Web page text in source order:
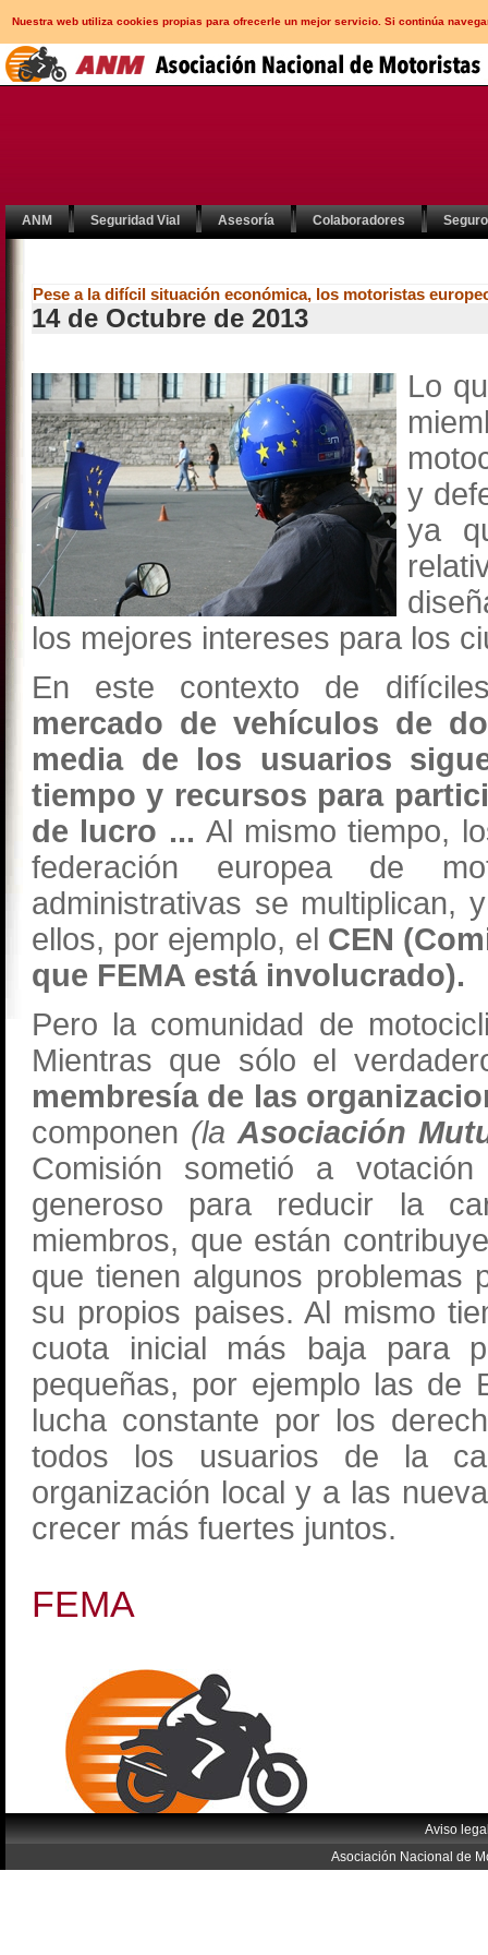
Nuestra web utiliza cookies propias para ofrecerle un mejor servicio. Si continúa
ANM Seguridad Vial Asesoría Colaboradores
Pese a la difícil situación económica, los motoristas
14 de Octubre de 2013
Lo
y
ya
los mejores intereses para los
En este contexto de
mercado de vehículos de
media de los usuarios
tiempo y recursos para
de lucro ... Al mismo tiempo,
federación europea de
administrativas se multiplican,
ellos, por ejemplo, el CEN
que FEMA está involucrado).
Pero la comunidad de
Mientras que sólo el
membresía de las
componen (la Asociación
Comisión sometió a
generoso para reducir la
miembros, que están
que tienen algunos problemas
su propios paises. Al mismo
cuota inicial más baja para
pequeñas, por ejemplo las de
lucha constante por los
todos los usuarios de la
organización local y a las
crecer más fuertes juntos.
FEMA
Aviso
Asociación Nacional de